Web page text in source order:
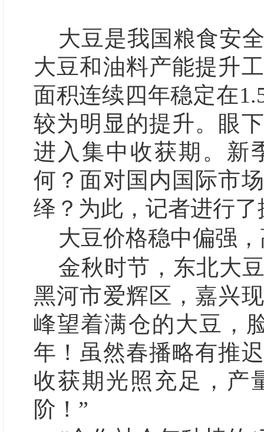
大豆是我国粮食安
大豆和油料产能提升
面积连续四年稳定在
较为明显的提升。眼
进入集中收获期。新
何？面对国内国际市
绎？为此，记者进行了
大豆价格稳中偏强
金秋时节，东北大
黑河市爱辉区，嘉兴
峰望着满仓的大豆，
年！虽然春播略有推
收获期光照充足，产
阶！”